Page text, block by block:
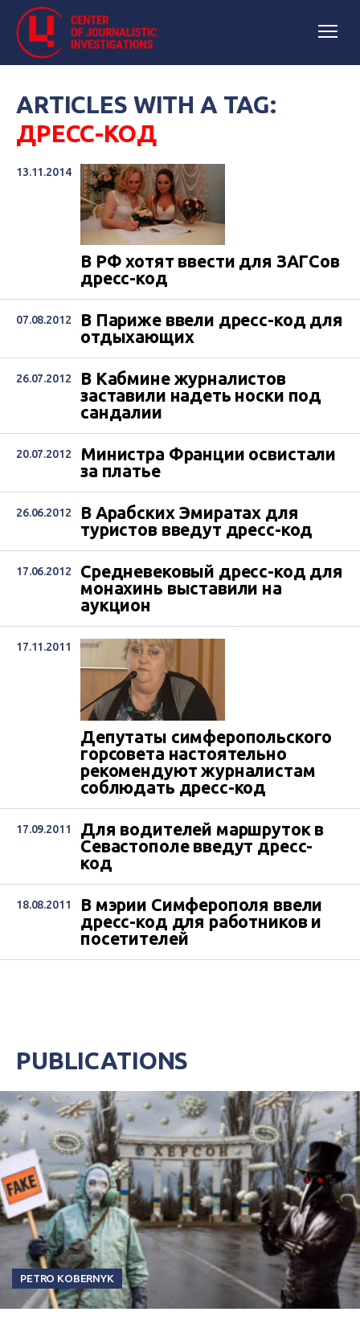
ARTICLES WITH A TAG:
ДРЕСС-КОД
13.11.2014
В РФ хотят ввести для ЗАГСов
дресс-код
07.08.2012
В Париже ввели дресс-код для
отдыхающих
26.07.2012
В Кабмине журналистов
заставили надеть носки под
сандалии
20.07.2012
Министра Франции освистали
за платье
26.06.2012
В Арабских Эмиратах для
туристов введут дресс-код
17.06.2012
Средневековый дресс-код для
монахинь выставили на
аукцион
17.11.2011
Депутаты симферопольского
горсовета настоятельно
рекомендуют журналистам
соблюдать дресс-код
17.09.2011
Для водителей маршруток в
Севастополе введут дресс-
код
18.08.2011
В мэрии Симферополя ввели
дресс-код для работников и
посетителей
PUBLICATIONS
PETRO KOBERNYK